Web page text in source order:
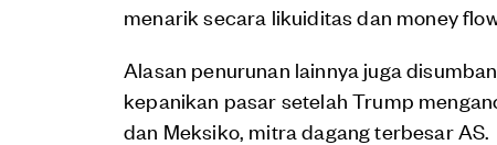
menarik secara likuiditas dan money
Alasan penurunan lainnya juga
kepanikan pasar setelah Trump
dan Meksiko, mitra dagang terbesar AS.